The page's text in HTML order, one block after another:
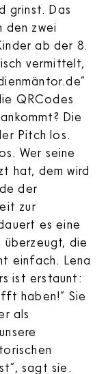
grinst. Das
den zwei
ab der 8.
vermittelt,
QRCodes
Die
Pitch los.
Wer seine
hat, dem wird
der
zur
es eine
überzeugt, die
einfach. Lena
ist erstaunt:
haben!“ Sie
als
sagt sie.